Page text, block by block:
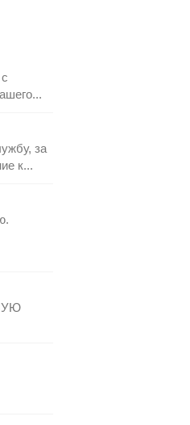
за
к...